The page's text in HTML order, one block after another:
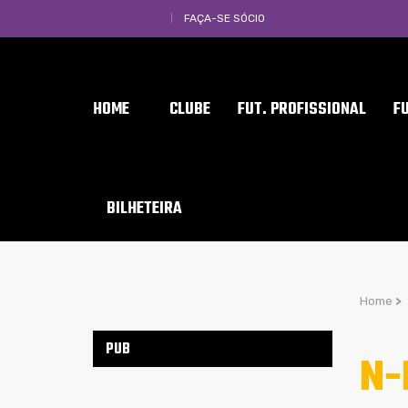
FAÇA-SE SÓCIO
HOME CLUBE FUT. PROFISSIONAL
BILHETEIRA
Home >
PUB